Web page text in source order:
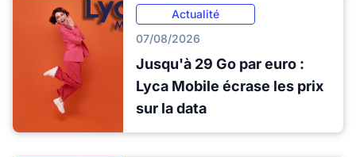
Actualité
07/08/2026
Jusqu'à 29 Go par euro :
Lyca Mobile écrase les prix
sur la data